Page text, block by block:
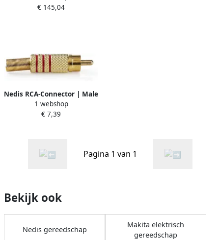
opladen | Zwart | 1 stuks
€ 145,04
Nedis RCA-Connector | Male
| Soldeer | 7.0 mm | Goud
Rood | 10 Stuks | 1 stuks
1 webshop
€ 7,39
Pagina 1 van 1
Bekijk ook
Nedis gereedschap
Makita elektrisch
gereedschap